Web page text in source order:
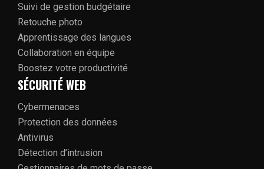
Suivi de gestion budgétaire
Retouche photo
Apprentissage des langues
Collaboration en équipe
Boostez votre productivité
SÉCURITÉ WEB
Cybermenaces
Protection des données
Antivirus
Détection d’intrusion